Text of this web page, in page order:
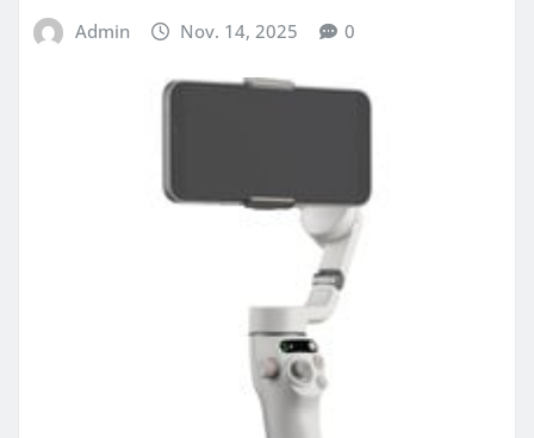
Admin Nov. 14, 2025 0